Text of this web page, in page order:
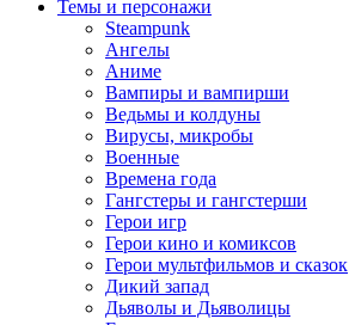
Темы и персонажи
Steampunk
Ангелы
Аниме
Вампиры и вампирши
Ведьмы и колдуны
Вирусы, микробы
Военные
Времена года
Гангстеры и гангстерши
Герои игр
Герои кино и комиксов
Герои мультфильмов и сказок
Дикий запад
Дьяволы и Дьяволицы